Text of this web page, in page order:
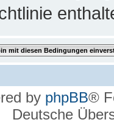
by phpBB®
Deutsche